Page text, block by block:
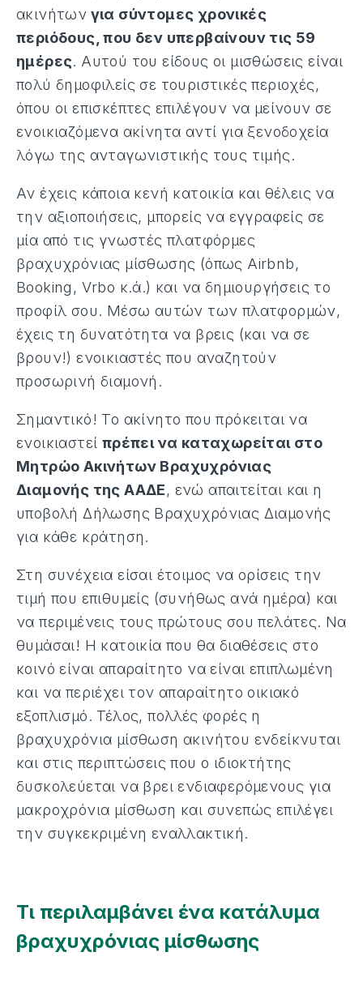
ακινήτων για σύντομες χρονικές
περιόδους, που δεν υπερβαίνουν τις 59
ημέρες. Αυτού του είδους οι μισθώσεις είναι
πολύ δημοφιλείς σε τουριστικές περιοχές,
όπου οι επισκέπτες επιλέγουν να μείνουν σε
ενοικιαζόμενα ακίνητα αντί για ξενοδοχεία
λόγω της ανταγωνιστικής τους τιμής.
Αν έχεις κάποια κενή κατοικία και θέλεις να
την αξιοποιήσεις, μπορείς να εγγραφείς σε
μία από τις γνωστές πλατφόρμες
βραχυχρόνιας μίσθωσης (όπως Airbnb,
Booking, Vrbo κ.ά.) και να δημιουργήσεις το
προφίλ σου. Μέσω αυτών των πλατφορμών,
έχεις τη δυνατότητα να βρεις (και να σε
βρουν!) ενοικιαστές που αναζητούν
προσωρινή διαμονή.
Σημαντικό! Το ακίνητο που πρόκειται να
ενοικιαστεί πρέπει να καταχωρείται στο
Μητρώο Ακινήτων Βραχυχρόνιας
Διαμονής της ΑΑΔΕ, ενώ απαιτείται και η
υποβολή Δήλωσης Βραχυχρόνιας Διαμονής
για κάθε κράτηση.
Στη συνέχεια είσαι έτοιμος να ορίσεις την
τιμή που επιθυμείς (συνήθως ανά ημέρα) και
να περιμένεις τους πρώτους σου πελάτες. Να
θυμάσαι! Η κατοικία που θα διαθέσεις στο
κοινό είναι απαραίτητο να είναι επιπλωμένη
και να περιέχει τον απαραίτητο οικιακό
εξοπλισμό. Τέλος, πολλές φορές η
βραχυχρόνια μίσθωση ακινήτου ενδείκνυται
και στις περιπτώσεις που ο ιδιοκτήτης
δυσκολεύεται να βρει ενδιαφερόμενους για
μακροχρόνια μίσθωση και συνεπώς επιλέγει
την συγκεκριμένη εναλλακτική.
Τι περιλαμβάνει ένα κατάλυμα
βραχυχρόνιας μίσθωσης